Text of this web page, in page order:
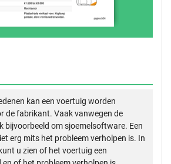
kan een voertuig worden
de fabrikant. Vaak vanwegen de
bijvoorbeeld om sjoemelsoftware. Een
erg mits het probleem verholpen is. In
u zien of het voertuig een